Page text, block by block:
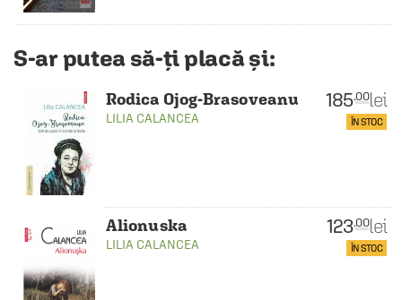
S-ar putea să-ți placă și:
Rodica Ojog-Brasoveanu
LILIA CALANCEA
185.00lei
ÎN STOC
Alionuska
LILIA CALANCEA
123.00lei
ÎN STOC